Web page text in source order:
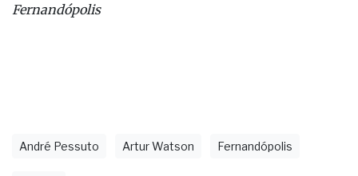
Fernandópolis
André Pessuto Artur Watson Fernandópolis